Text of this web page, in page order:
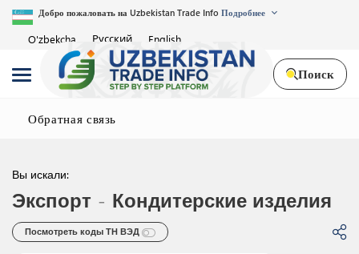
Добро пожаловать на Uzbekistan Trade Info Подробнее
O'zbekcha Русский English
Поиск
Обратная связь
Вы искали:
Экспорт - Кондитерские изделия
Посмотреть коды ТН ВЭД